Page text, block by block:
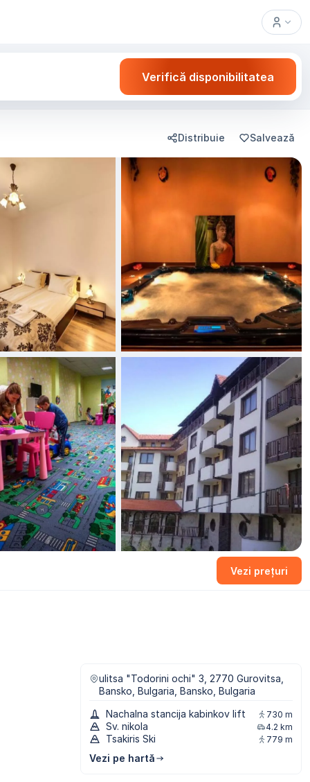
Verifică disponibilitatea
Distribuie Salvează
Vezi prețuri
ulitsa "Todorini ochi" 3, 2770 Gurovitsa,
Bansko, Bulgaria, Bansko, Bulgaria
Nachalna stancija kabinkov lift
730 m
Sv. nikola 4.2 km
Tsakiris Ski 779 m
Vezi pe hartă